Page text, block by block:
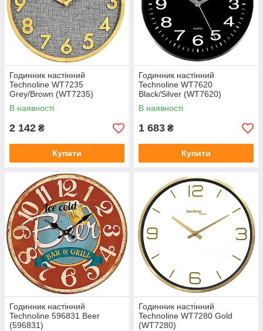
Годинник настінний
Technoline WT7235
Grey/Brown (WT7235)
В наявності
2 142 ₴
Купити
Годинник настінний
Technoline WT7620
Black/Silver (WT7620)
В наявності
1 683 ₴
Купити
Годинник настінний
Technoline 596831 Beer
(596831)
Годинник настінний
Technoline WT7280 Gold
(WT7280)